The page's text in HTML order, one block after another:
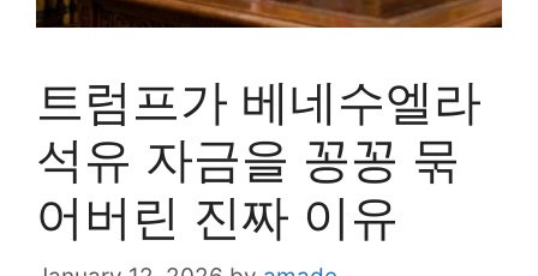
트럼프가 베네수엘라
석유 자금을 꽁꽁 묶
어버린 진짜 이유